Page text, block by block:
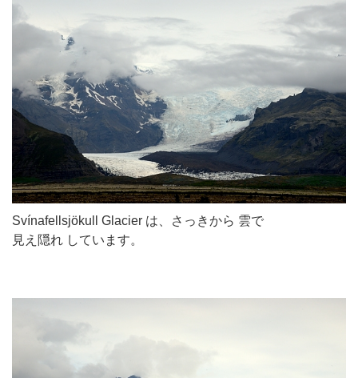
Svínafellsjökull Glacier は、さっきから 雲で
見え隠れ しています。